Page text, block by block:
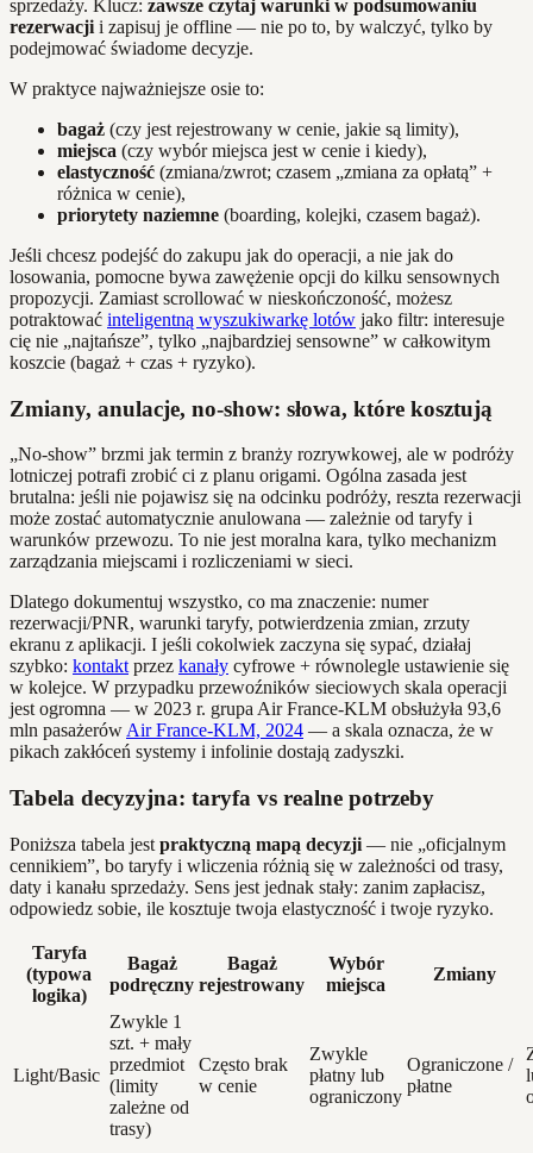
sprzedaży. Klucz: zawsze czytaj warunki w podsumowaniu
rezerwacji i zapisuj je offline — nie po to, by walczyć, tylko by
podejmować świadome decyzje.
W praktyce najważniejsze osie to:
bagaż (czy jest rejestrowany w cenie, jakie są limity),
miejsca (czy wybór miejsca jest w cenie i kiedy),
elastyczność (zmiana/zwrot; czasem „zmiana za opłatą” +
różnica w cenie),
priorytety naziemne (boarding, kolejki, czasem bagaż).
Jeśli chcesz podejść do zakupu jak do operacji, a nie jak do
losowania, pomocne bywa zawężenie opcji do kilku sensownych
propozycji. Zamiast scrollować w nieskończoność, możesz
potraktować inteligentną wyszukiwarkę lotów jako filtr: interesuje
cię nie „najtańsze”, tylko „najbardziej sensowne” w całkowitym
koszcie (bagaż + czas + ryzyko).
Zmiany, anulacje, no-show: słowa, które kosztują
„No‑show” brzmi jak termin z branży rozrywkowej, ale w podróży
lotniczej potrafi zrobić ci z planu origami. Ogólna zasada jest
brutalna: jeśli nie pojawisz się na odcinku podróży, reszta rezerwacji
może zostać automatycznie anulowana — zależnie od taryfy i
warunków przewozu. To nie jest moralna kara, tylko mechanizm
zarządzania miejscami i rozliczeniami w sieci.
Dlatego dokumentuj wszystko, co ma znaczenie: numer
rezerwacji/PNR, warunki taryfy, potwierdzenia zmian, zrzuty
ekranu z aplikacji. I jeśli cokolwiek zaczyna się sypać, działaj
szybko: kontakt przez kanały cyfrowe + równolegle ustawienie się
w kolejce. W przypadku przewoźników sieciowych skala operacji
jest ogromna — w 2023 r. grupa Air France‑KLM obsłużyła 93,6
mln pasażerów Air France‑KLM, 2024 — a skala oznacza, że w
pikach zakłóceń systemy i infolinie dostają zadyszki.
Tabela decyzyjna: taryfa vs realne potrzeby
Poniższa tabela jest praktyczną mapą decyzji — nie „oficjalnym
cennikiem”, bo taryfy i wliczenia różnią się w zależności od trasy,
daty i kanału sprzedaży. Sens jest jednak stały: zanim zapłacisz,
odpowiedz sobie, ile kosztuje twoja elastyczność i twoje ryzyko.
Taryfa
(typowa
logika)
Bagaż
podręczny
Bagaż
rejestrowany
Wybór
miejsca
Zmiany
Light/Basic
Zwykle 1
szt. + mały
przedmiot
(limity
zależne od
trasy)
Często brak
w cenie
Zwykle
płatny lub
ograniczony
Ograniczone /
płatne